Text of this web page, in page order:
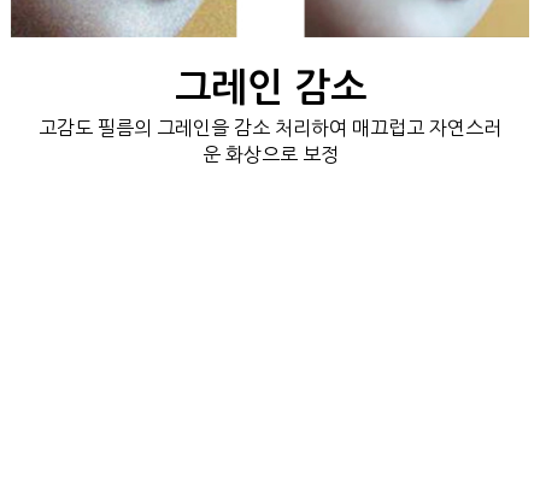
그레인 감소
고감도 필름의 그레인을 감소 처리하여 매끄럽고 자연스러
운 화상으로 보정